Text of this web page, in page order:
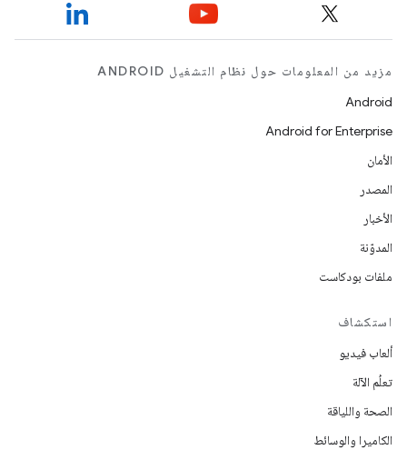
مزيد من المعلومات حول نظام التشغيل ANDROID
Android
Android for Enterprise
الأمان
المصدر
الأخبار
المدوّنة
ملفات بودكاست
استكشاف
ألعاب فيديو
تعلُم الآلة
الصحة واللياقة
الكاميرا والوسائط